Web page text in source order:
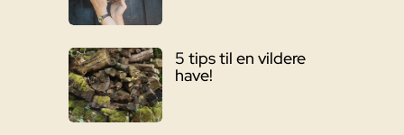
5 tips til en vildere
have!